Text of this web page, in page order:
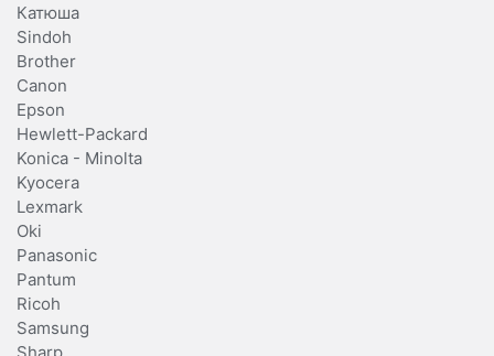
Катюша
Sindoh
Brother
Canon
Epson
Hewlett-Packard
Konica - Minolta
Kyocera
Lexmark
Oki
Panasonic
Pantum
Ricoh
Samsung
Sharp